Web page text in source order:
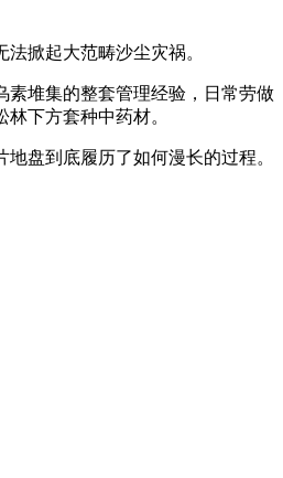
掀起大范畴沙尘灾祸。
堆集的整套管理经验，日常劳做
下方套种中药材。
盘到底履历了如何漫长的过程。